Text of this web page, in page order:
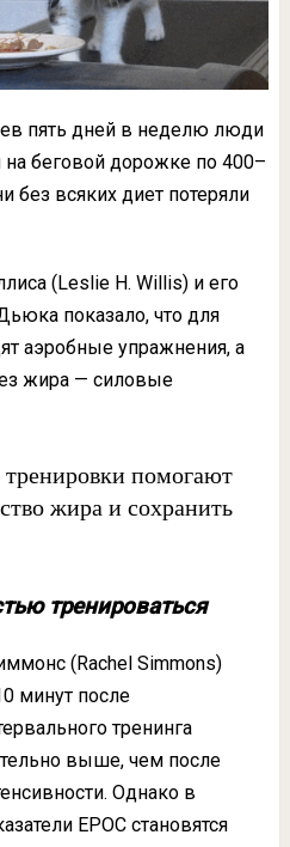
пять дней в неделю люди
беговой дорожке по 400–
без всяких диет потеряли
(Leslie H. Willis) и его
показало, что для
аэробные упражнения, а
жира — силовые
помогают
жира и сохранить
тренироваться
(Rachel Simmons)
минут после
тренинга
выше, чем после
Однако в
EPOC становятся